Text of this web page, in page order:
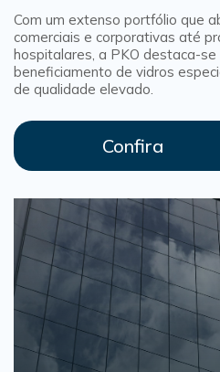
Com um extenso portfólio que
comerciais e corporativas até
hospitalares, a PKO destaca-se
beneficiamento de vidros
de qualidade elevado.
Confira